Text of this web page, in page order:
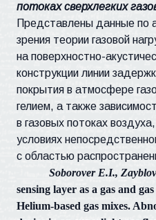
потоках сверхлегких
Представлены данные по
зрения теории газовой
на поверхностно-
конструкции линии
покрытия в атмосфере
гелием, а также
в газовых потоках
условиях
с областью
Soborover E.I.,
sensing layer as a gas and
Helium-based gas mixes.